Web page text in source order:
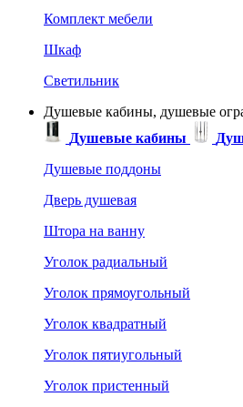
Комплект мебели
Шкаф
Светильник
Душевые кабины, душевые
Душевые кабины
Душевые поддоны
Дверь душевая
Штора на ванну
Уголок радиальный
Уголок прямоугольный
Уголок квадратный
Уголок пятиугольный
Уголок пристенный